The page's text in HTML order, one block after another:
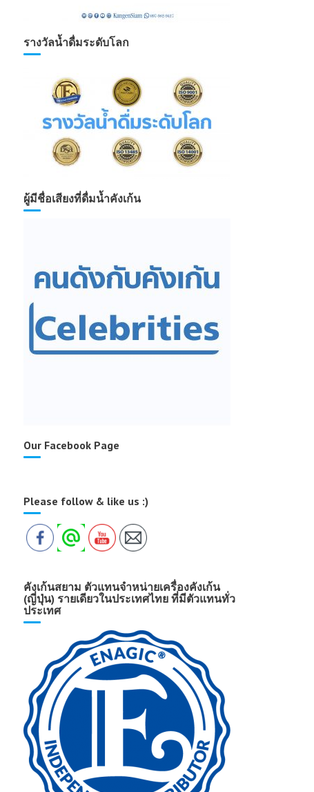
รางวัลน้ำดื่มระดับโลก
ผู้มีชื่อเสียงที่ดื่มน้ำคังเก้น
Our Facebook Page
Please follow & like us :)
คังเก้นสยาม ตัวแทนจำหน่ายเครื่องคังเก้น
(ญี่ปุ่น) รายเดียวในประเทศไทย ที่มีตัวแทนทั่ว
ประเทศ